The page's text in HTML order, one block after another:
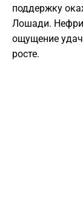
поддержку
Лошади.
ощущение
росте.